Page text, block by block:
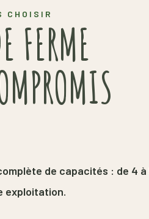
CHOISIR
FERME
de capacités : de 4
exploitation.